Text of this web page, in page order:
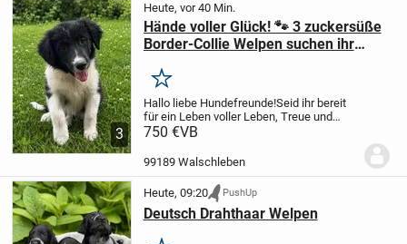
3
Heute, vor 40 Min.
Hände voller Glück! 🐾 3 zuckersüße
Border-Collie Welpen suchen ihr
Merken
Hallo liebe Hundefreunde!Seid ihr bereit
für ein Leben voller Leben, Treue und
nasser Hundeküsse? Bei uns tapsen
Border-Collie-Welpen (2 Hündinnen und 1
Rüde)...
750 €VB
99189 Walschleben
Heute, 09:20 PushUp
Deutsch Drahthaar Welpen